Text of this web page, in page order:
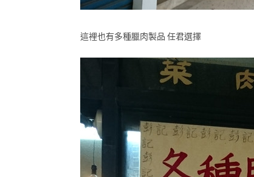
這裡也有多種臘肉製品 任君選擇